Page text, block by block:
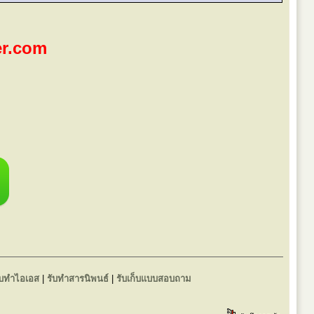
ทำไอเอส| รับทำสารนิพนธ์| รับเก็บแบบสอบถาม